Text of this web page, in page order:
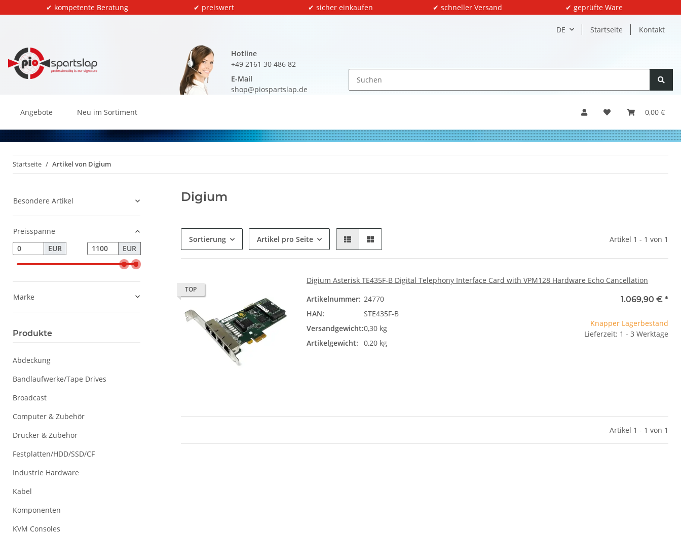
✔ kompetente Beratung ✔ preiswert ✔ sicher einkaufen ✔ schneller Versand ✔ geprüfte Ware
DE Startseite Kontakt
Hotline
+49 2161 30 486 82
E-Mail
shop@piospartslap.de
0,00 €
Angebote Neu im Sortiment
Startseite Artikel von Digium
Digium
Sortierung Artikel pro Seite Artikel 1 - 1 von 1
TOP
Digium Asterisk TE435F-B Digital Telephony Interface Card with VPM128 Hardware Echo Cancellation
Artikelnummer: 24770
HAN:
STE435F-B
Versandgewicht:0,30 kg
Artikelgewicht:
0,20 kg
1.069,90 € *
Knapper Lagerbestand
Lieferzeit: 1 - 3 Werktage
Artikel 1 - 1 von 1
Besondere Artikel
Preisspanne
EUR
EUR
Marke
Produkte
Abdeckung
Bandlaufwerke/Tape Drives
Broadcast
Computer & Zubehör
Drucker & Zubehör
Festplatten/HDD/SSD/CF
Industrie Hardware
Kabel
Komponenten
KVM Consoles